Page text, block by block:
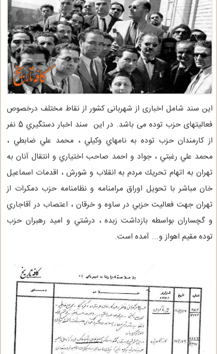
این سند شامل اخباری از شهربانی کشور از نقاط مختلف درخصوص
فعالیتهای حزب توده می باشد. در این سند اخبار دستگيري 5 نفر
از كارمندان حزب توده به نامهاي وكيلي ، محمد علي ضابطي ،
محمد علي رغبتي ، جواد و احمد صاحب اختياري و انتقال آنان به
تهران به اتهام تحريك مردم به انقلاب و شورش ، اقدمات اسماعيل
خان مباشر با تحويل اوراق مرامنامه و نظامنامه حزب دمكرات از
تهران جهت فعاليت حزبي در ساوه و خرقان ، اعتصاب در آقاجاري
و گچساران بواسطه بازداشت زبده ، درشتي و اميد رهبران حزب
توده مقيم اهواز و... آمده است.